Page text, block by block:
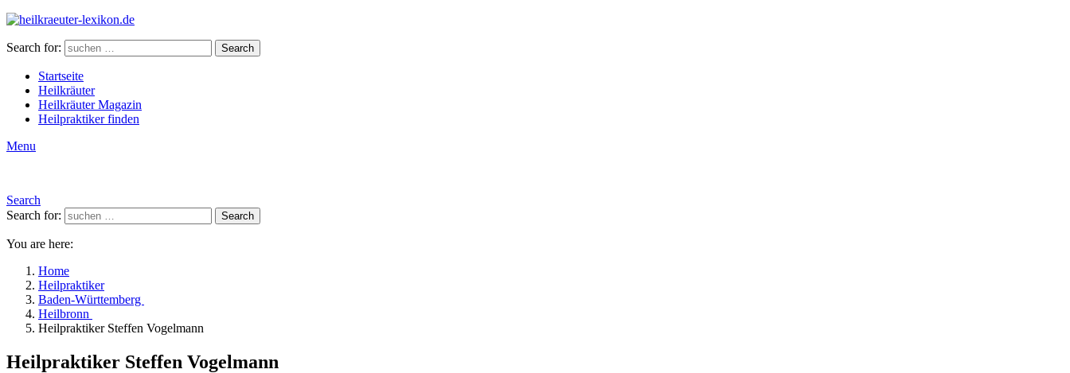
Search for: Search
Startseite
Heilkräuter
Heilkräuter Magazin
Heilpraktiker finden
Menu
Search
Search for:
Search
You are here:
Home
Heilpraktiker
Baden-Württemberg
Heilbronn
Heilpraktiker Steffen Vogelmann
Heilpraktiker Steffen Vogelmann